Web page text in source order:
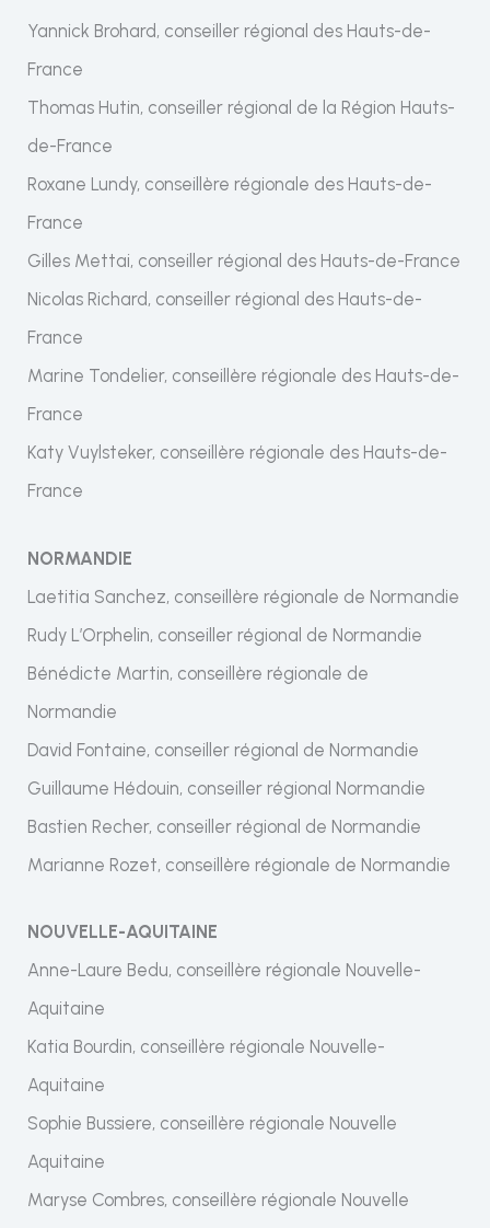
Yannick Brohard, conseiller régional des Hauts-de-
France
Thomas Hutin, conseiller régional de la Région Hauts-
de-France
Roxane Lundy, conseillère régionale des Hauts-de-
France
Gilles Mettai, conseiller régional des Hauts-de-France
Nicolas Richard, conseiller régional des Hauts-de-
France
Marine Tondelier, conseillère régionale des Hauts-de-
France
Katy Vuylsteker, conseillère régionale des Hauts-de-
France
NORMANDIE
Laetitia Sanchez, conseillère régionale de Normandie
Rudy L’Orphelin, conseiller régional de Normandie
Bénédicte Martin, conseillère régionale de
Normandie
David Fontaine, conseiller régional de Normandie
Guillaume Hédouin, conseiller régional Normandie
Bastien Recher, conseiller régional de Normandie
Marianne Rozet, conseillère régionale de Normandie
NOUVELLE-AQUITAINE
Anne-Laure Bedu, conseillère régionale Nouvelle-
Aquitaine
Katia Bourdin, conseillère régionale Nouvelle-
Aquitaine
Sophie Bussiere, conseillère régionale Nouvelle
Aquitaine
Maryse Combres, conseillère régionale Nouvelle